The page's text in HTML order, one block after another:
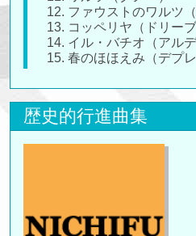
12. ファウストのワルツ（
13. コッペリヤ（ドリーブ
14. イル・バチオ（アルデ
15. 春のほほえみ（デプレ
歴史的行進曲集